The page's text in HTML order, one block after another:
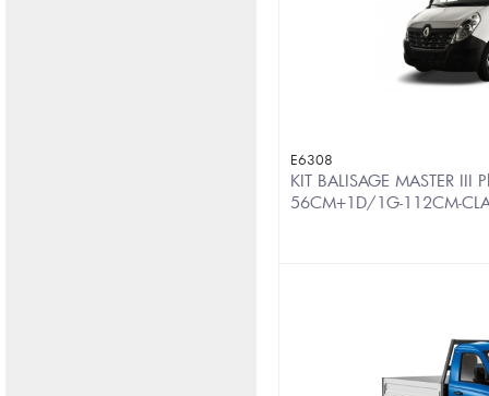
E6308
KIT BALISAGE MASTER
56CM+1D/1G-112CM-